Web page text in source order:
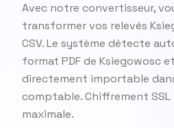
Avec notre convertisseur,
transformer vos relevés
CSV. Le système détecte
format PDF de Ksiegowosc
directement importable
comptable. Chiffrement
maximale.